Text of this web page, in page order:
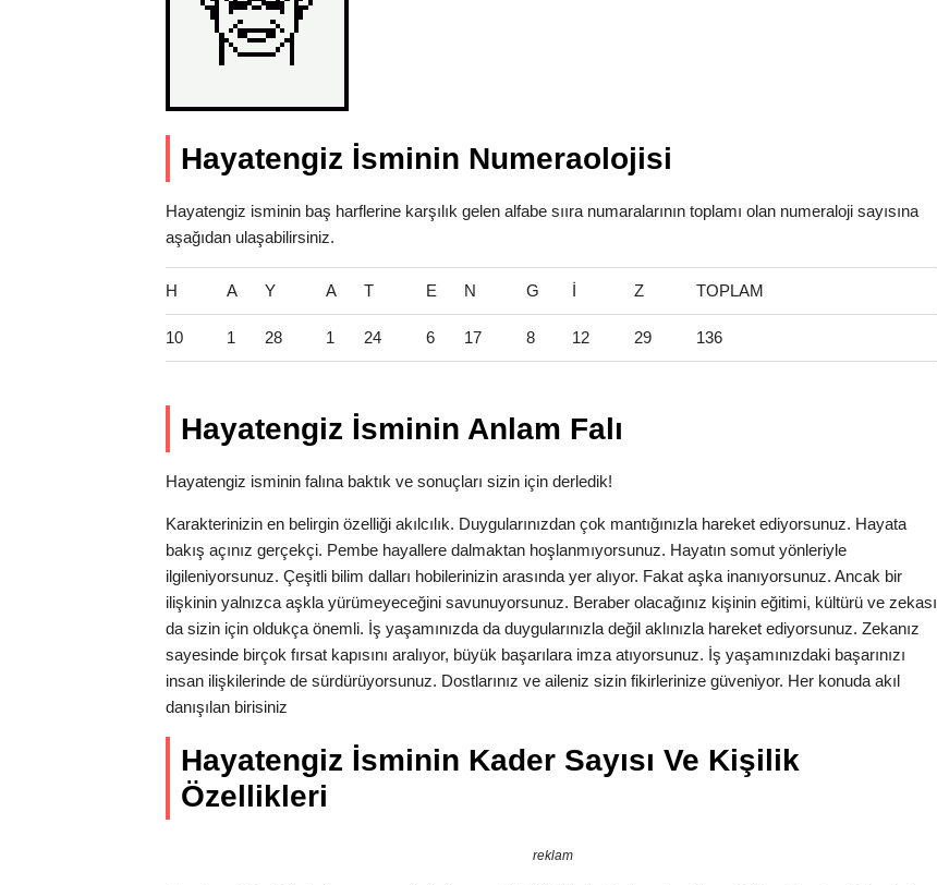
Hayatengiz İsminin Numeraolojisi
Hayatengiz isminin baş harflerine karşılık gelen alfabe sııra numaralarının toplamı olan numeraloji sayısına
aşağıdan ulaşabilirsiniz.
H A Y A T E N G İ Z TOPLAM
10 1 28 1 24 6 17 8 12 29 136
Hayatengiz İsminin Anlam Falı
Hayatengiz isminin falına baktık ve sonuçları sizin için derledik!
Karakterinizin en belirgin özelliği akılcılık. Duygularınızdan çok mantığınızla hareket ediyorsunuz. Hayata
bakış açınız gerçekçi. Pembe hayallere dalmaktan hoşlanmıyorsunuz. Hayatın somut yönleriyle
ilgileniyorsunuz. Çeşitli bilim dalları hobilerinizin arasında yer alıyor. Fakat aşka inanıyorsunuz. Ancak bir
ilişkinin yalnızca aşkla yürümeyeceğini savunuyorsunuz. Beraber olacağınız kişinin eğitimi, kültürü ve zekası
da sizin için oldukça önemli. İş yaşamınızda da duygularınızla değil aklınızla hareket ediyorsunuz. Zekanız
sayesinde birçok fırsat kapısını aralıyor, büyük başarılara imza atıyorsunuz. İş yaşamınızdaki başarınızı
insan ilişkilerinde de sürdürüyorsunuz. Dostlarınız ve aileniz sizin fikirlerinize güveniyor. Her konuda akıl
danışılan birisiniz
Hayatengiz İsminin Kader Sayısı Ve Kişilik
Özellikleri
reklam